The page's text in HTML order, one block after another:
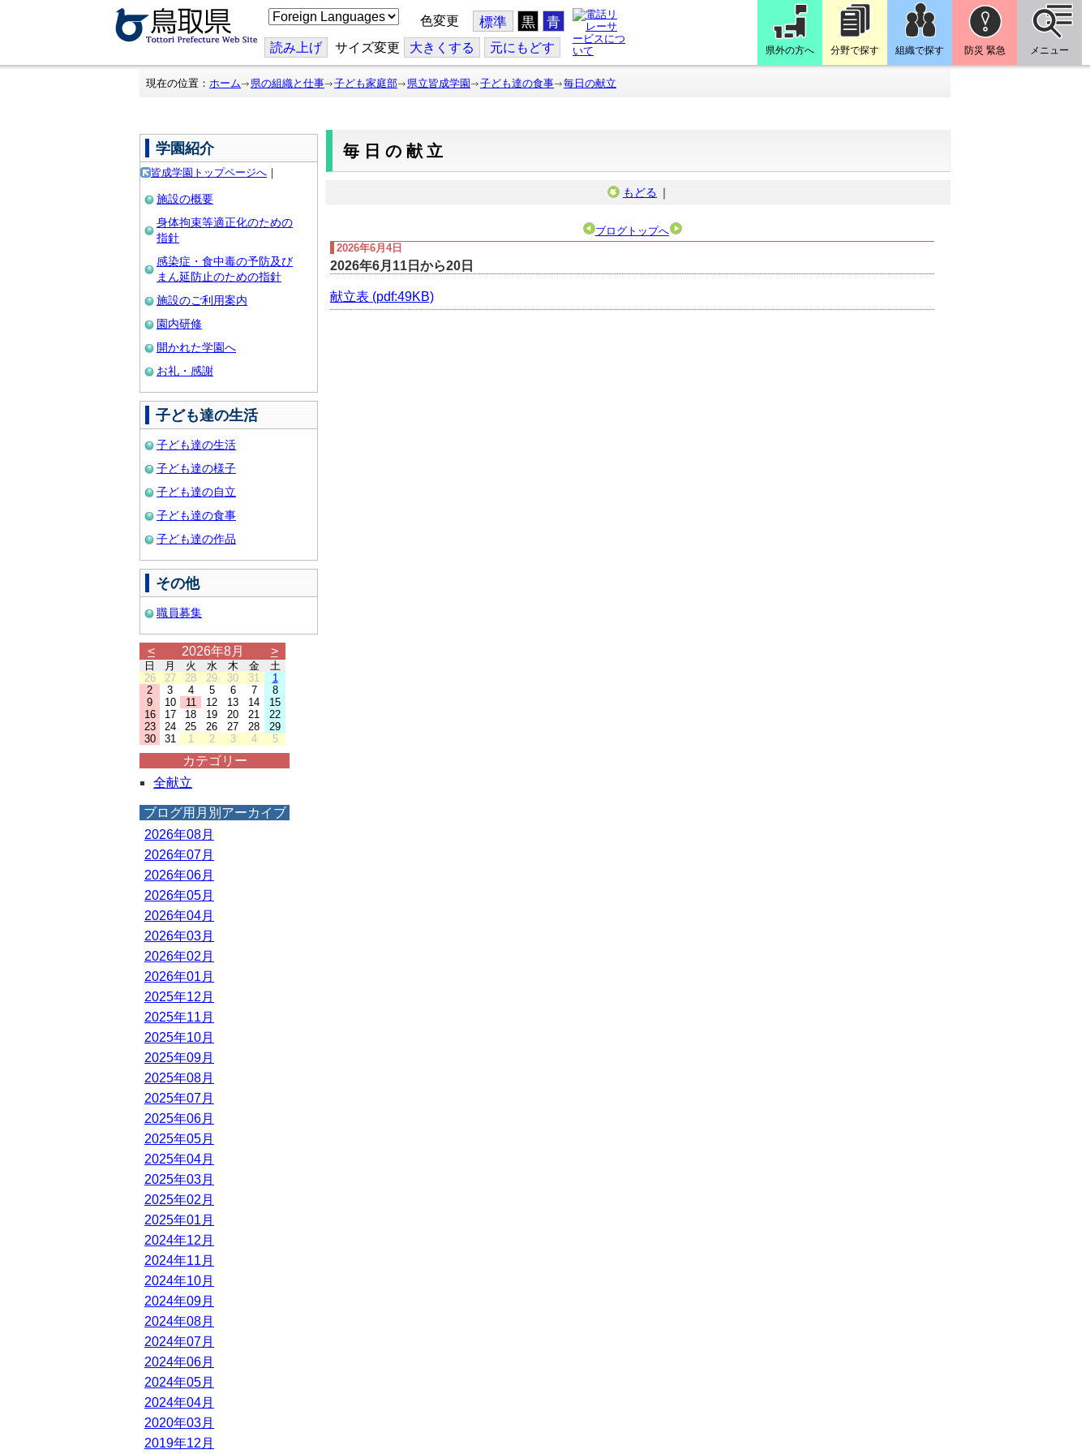
こ
の
ジ
を
翻
色変更 標準 黒 青
読み上げ サイズ変更 大きくする 元にもどす 県外の方へ 分野で探す 組織で探す 防災 緊急 メニュー
現在の位置： ホーム 県の組織と仕事 子ども家庭部 県立皆成学園 子ども達の食事 毎日の献立
学園紹介
皆成学園トップページへ ｜
施設の概要
身体拘束等適正化のための
指針
感染症・食中毒の予防及び
まん延防止のための指針
施設のご利用案内
園内研修
開かれた学園へ
お礼・感謝
子ども達の生活
子ども達の生活
子ども達の様子
子ども達の自立
子ども達の食事
子ども達の作品
その他
職員募集
< 2026年8月 >
日 月 火 水 木 金
土
26
27 28 29 30 31
1
2
3 4 5 6 7
8
9
10 11 12 13 14
15
16
17 18 19 20 21
22
23
24 25 26 27 28
29
30
31 1 2 3 4 5
カテゴリー
全献立
ブログ用月別アーカイブ
2026年08月
2026年07月
2026年06月
2026年05月
2026年04月
2026年03月
2026年02月
2026年01月
2025年12月
2025年11月
2025年10月
2025年09月
2025年08月
2025年07月
2025年06月
2025年05月
2025年04月
2025年03月
2025年02月
2025年01月
2024年12月
2024年11月
2024年10月
2024年09月
2024年08月
2024年07月
2024年06月
2024年05月
2024年04月
2020年03月
2019年12月
毎日の献立
もどる ｜
ブログトップへ
2026年6月4日
2026年6月11日から20日
献立表 (pdf:49KB)